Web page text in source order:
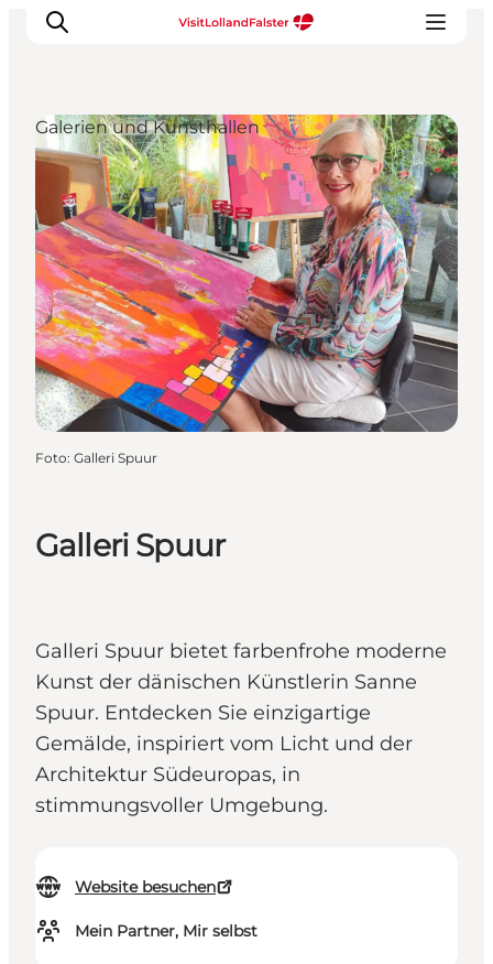
Natur und Outdoor
Familienurlaub
Kultur
Gastronomie
Urlaubsplaner
Galleri Spuur
Galleri Spuur bietet farbenfrohe moderne
Kunst der dänischen Künstlerin Sanne
Spuur. Entdecken Sie einzigartige
Gemälde, inspiriert vom Licht und der
Architektur Südeuropas, in
stimmungsvoller Umgebung.
Website besuchen
Mein Partner, Mir selbst
Galerien und Kunsthallen
Foto: Galleri Spuur